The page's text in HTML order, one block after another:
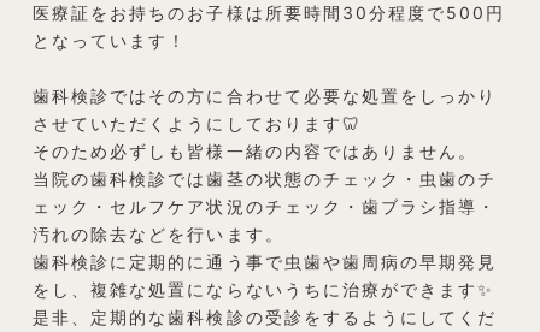
医療証をお持ちのお子様は所要時間30分程度で500円
となっています！
歯科検診ではその方に合わせて必要な処置をしっかり
させていただくようにしております🦷
そのため必ずしも皆様一緒の内容ではありません。
当院の歯科検診では歯茎の状態のチェック・虫歯のチ
ェック・セルフケア状況のチェック・歯ブラシ指導・
汚れの除去などを行います。
歯科検診に定期的に通う事で虫歯や歯周病の早期発見
をし、複雑な処置にならないうちに治療ができます✨
是非、定期的な歯科検診の受診をするようにしてくだ